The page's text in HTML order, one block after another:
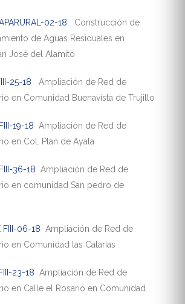
02-18
Construcción de
de Aguas Residuales en
José del Alamito
25-18
Ampliación de Red de
en Comunidad Buenavista de Trujillo
19-18 Ampliación de Red de
en Col. Plan de Ayala
36-18 Ampliación de Red de
en comunidad San pedro de
FIII-06-18 Ampliación de Red de
en Comunidad las Catarias
23-18 Ampliación de Red de
en Calle el Rosario en Comunidad